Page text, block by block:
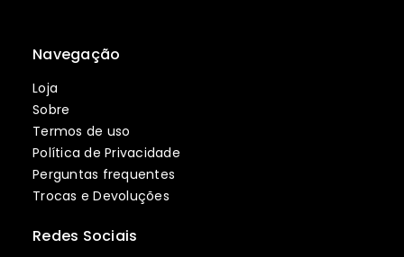
Navegação
Loja
Sobre
Termos de uso
Política de Privacidade
Perguntas frequentes
Trocas e Devoluções
Redes Sociais